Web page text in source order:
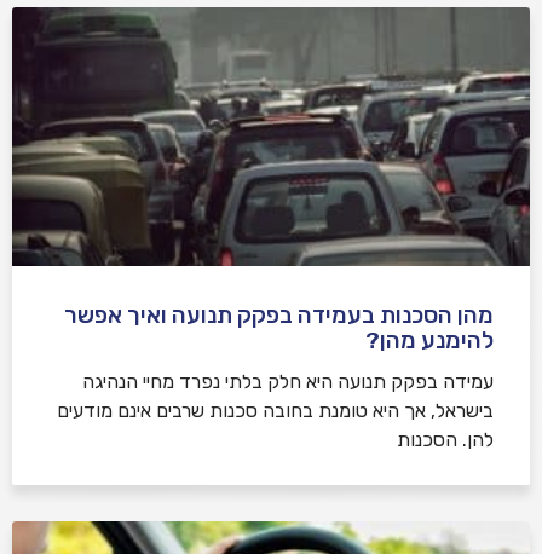
מהן הסכנות בעמידה בפקק תנועה ואיך אפשר
להימנע מהן?
עמידה בפקק תנועה היא חלק בלתי נפרד מחיי הנהיגה
בישראל, אך היא טומנת בחובה סכנות שרבים אינם מודעים
להן. הסכנות